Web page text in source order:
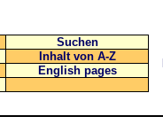
Suchen
Inhalt von A-Z
English pages